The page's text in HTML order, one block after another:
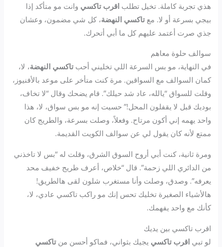
هذي تجربة كاملة. تخيل تطلباقرب تاكسي وانت مو متأكد إذا
بيجي بسرعة أو لا. معتاكسي النهضة، كل شي مضمون، وعشان
جذي صرت أعتمد عليهم كل ما أبي أتحرك.
سوالف حلوة معاهم
في النهاية، مو بس السرعة اللي تخليني أحبتاكسي النهضة، لا،
كمان السوالف مع السواقين. مرة كنت متأخر على موعد بالأفنيوز،
وقلت للسواق “يالله، عاد شد حيلك”. قام يضحك وقال “لا تخاف،
بوديك قبل لا يقفلون المحل!” حسيت إنه مو بس سواق، لا، هذا
واحد يهمه إني أكون مرتاح. وفعلاً، وصلت بسرعة، والطريج كان
ممتع لأنه كان يقول لي عن سوالف الكويت القديمة.
ومرة ثانية، كنت أبي أروح السوق الشرق، وقلت له “بس لا تاخذني
من الدائري اللي زحمة”. قال “خلاص، أعرف طريج خفيف محد
يعرفه”. وصدق، وصلت وأنا مستغرب شلون لقى هالطريق!
هالأشياء الصغيرة تخليك تحس إنك مو راكب تاكسي عادي، لا،
كأنك مع واحد يفهمك.
اقرب تاكسي بين يديك
لو تبياقرب تاكسي يجيك بثواني، فماكو أحسن منتاكسي